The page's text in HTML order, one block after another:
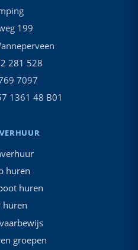
199
281 528
7097
1361 48 B01
huren
huren
huren
groepen